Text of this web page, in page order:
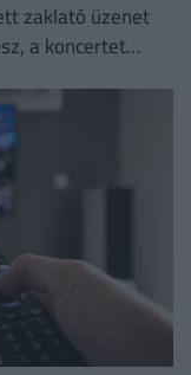
zaklató üzenet
a koncertet